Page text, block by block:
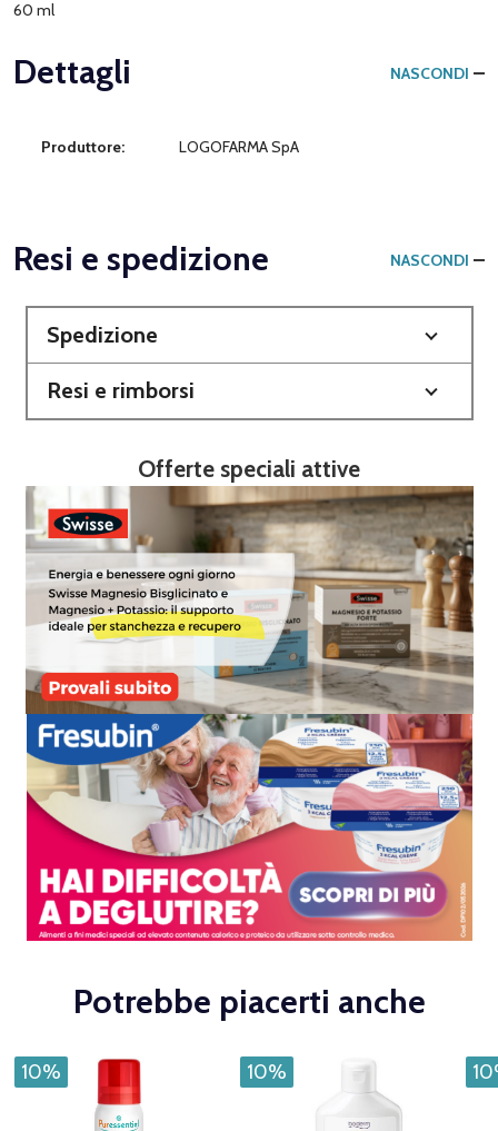
60 ml
Dettagli NASCONDI
Produttore: LOGOFARMA SpA
Resi e spedizione NASCONDI
Spedizione
Resi e rimborsi
Offerte speciali attive
Potrebbe piacerti anche
10% 10%